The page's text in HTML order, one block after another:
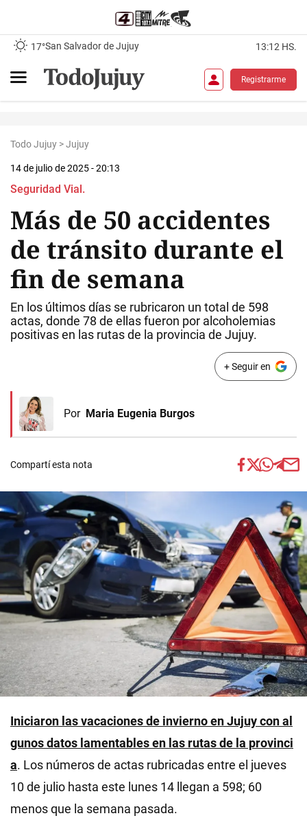
17°San Salvador de Jujuy 13:12 HS.
Registrarme
Todo Jujuy >Jujuy
14 de julio de 2025 - 20:13
Seguridad Vial.
Más de 50 accidentes
de tránsito durante el
fin de semana
En los últimos días se rubricaron un total de 598
actas, donde 78 de ellas fueron por alcoholemias
positivas en las rutas de la provincia de Jujuy.
+ Seguir en
Por Maria Eugenia Burgos
Compartí esta nota
Iniciaron las vacaciones de invierno enJujuy con al
gunos datos lamentables en las rutas de la provinci
a. Los números de actas rubricadas entre el jueves
10 de julio hasta este lunes 14 llegan a 598; 60
menos que la semana pasada.